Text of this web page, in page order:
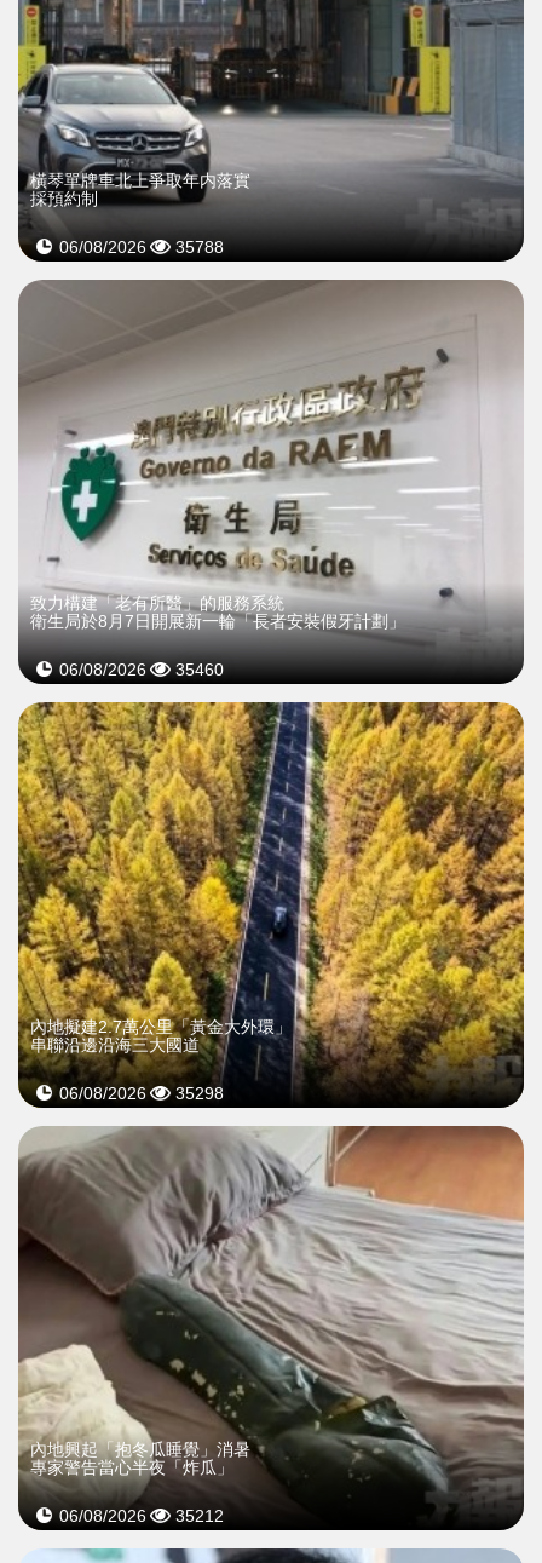
橫琴單牌車北上爭取年内落實
採預約制
06/08/2026 35788
致力構建「老有所醫」的服務系統
衛生局於8月7日開展新一輪「長者安裝假牙計劃」
06/08/2026 35460
內地擬建2.7萬公里「黃金大外環」
串聯沿邊沿海三大國道
06/08/2026 35298
內地興起「抱冬瓜睡覺」消暑
專家警告當心半夜「炸瓜」
06/08/2026 35212